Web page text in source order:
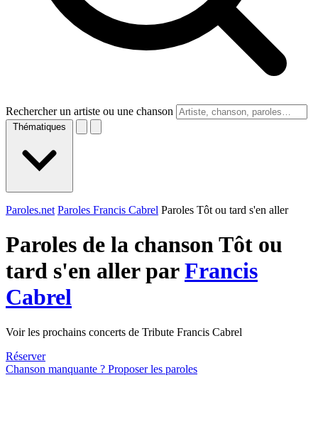
Rechercher un artiste ou une chanson
Thématiques
Paroles.net Paroles Francis Cabrel Paroles Tôt ou tard s'en aller
Paroles de la chanson Tôt ou
tard s'en aller parFrancis
Cabrel
Voir les prochains concerts de Tribute Francis Cabrel
Réserver
Chanson manquante ? Proposer les paroles